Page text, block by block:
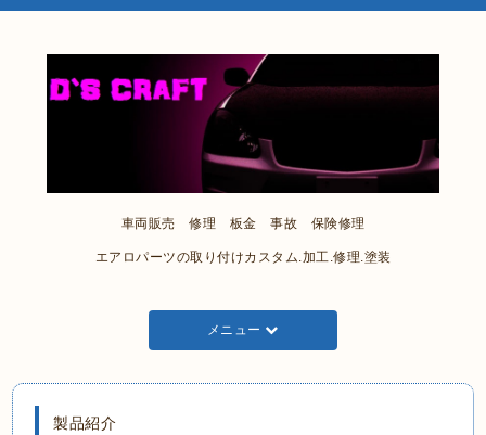
車両販売 修理 板金 事故 保険修理
エアロパーツの取り付けカスタム.加工.修理.塗装
メニュー
製品紹介